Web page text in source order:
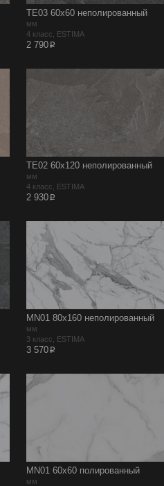
TE03 60x60 неполированный
мм
4 класс, ESTIMA
2 790p
TE02 60x120 неполированный
мм
4 класс, ESTIMA
2 930p
MN01 80x160 неполированный
мм
3 класс, ESTIMA
3 570p
MN01 60х60 полированный
мм